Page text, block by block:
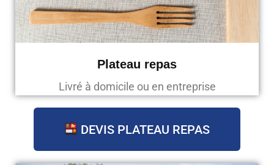
Plateau repas
Livré à domicile ou en entreprise
DEVIS PLATEAU REPAS